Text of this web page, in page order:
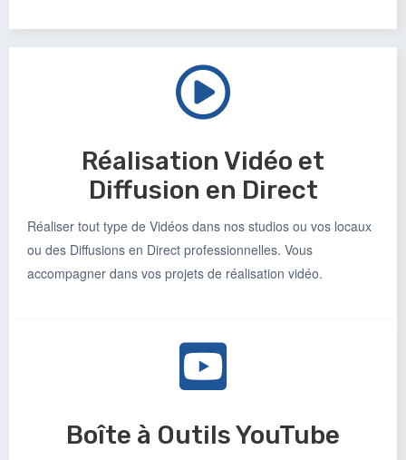
Réalisation Vidéo et
Diffusion en Direct
Réaliser tout type de Vidéos dans nos studios ou vos locaux
ou des Diffusions en Direct professionnelles. Vous
accompagner dans vos projets de réalisation vidéo.
Boîte à Outils YouTube